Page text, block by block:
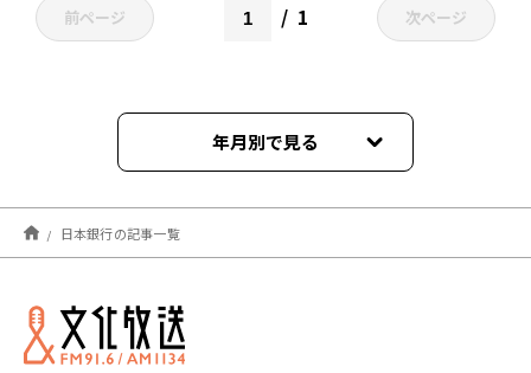
前ページ 1 次ページ
年月別で見る
2025年03月
2024年08月
2024年07月
日本銀行の記事一覧